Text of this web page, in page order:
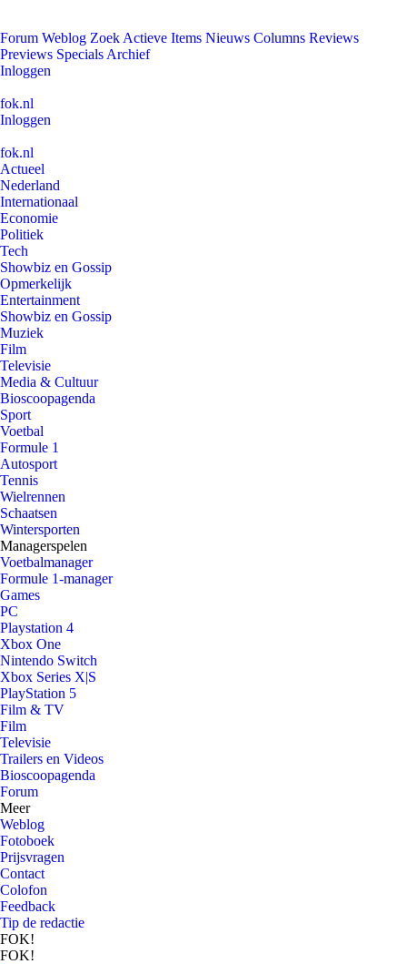
Forum Weblog Zoek Actieve Items Nieuws Columns Reviews
Previews Specials Archief
Inloggen
fok.nl
Inloggen
fok.nl
Actueel
Nederland
Internationaal
Economie
Politiek
Tech
Showbiz en Gossip
Opmerkelijk
Entertainment
Showbiz en Gossip
Muziek
Film
Televisie
Media & Cultuur
Bioscoopagenda
Sport
Voetbal
Formule 1
Autosport
Tennis
Wielrennen
Schaatsen
Wintersporten
Managerspelen
Voetbalmanager
Formule 1-manager
Games
PC
Playstation 4
Xbox One
Nintendo Switch
Xbox Series X|S
PlayStation 5
Film & TV
Film
Televisie
Trailers en Videos
Bioscoopagenda
Forum
Meer
Weblog
Fotoboek
Prijsvragen
Contact
Colofon
Feedback
Tip de redactie
FOK!
FOK!